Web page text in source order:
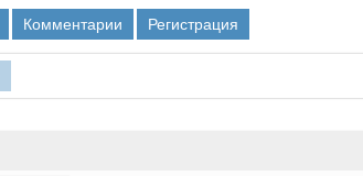
Комментарии Регистрация